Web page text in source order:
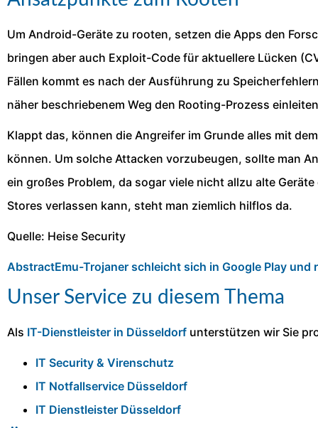
Um Android-Geräte zu rooten, setzen die Apps den
bringen aber auch Exploit-Code für aktuellere Lücken
Fällen kommt es nach der Ausführung zu
näher beschriebenem Weg den Rooting-Prozess
Klappt das, können die Angreifer im Grunde alles mit
können. Um solche Attacken vorzubeugen, sollte man
ein großes Problem, da sogar viele nicht allzu alte
Stores verlassen kann, steht man ziemlich hilflos da.
Quelle: Heise Security
AbstractEmu-Trojaner schleicht sich in Google Play
Unser Service zu diesem Thema
Als IT-Dienstleister in Düsseldorf unterstützen wir Sie
IT Security & Virenschutz
IT Notfallservice Düsseldorf
IT Dienstleister Düsseldorf